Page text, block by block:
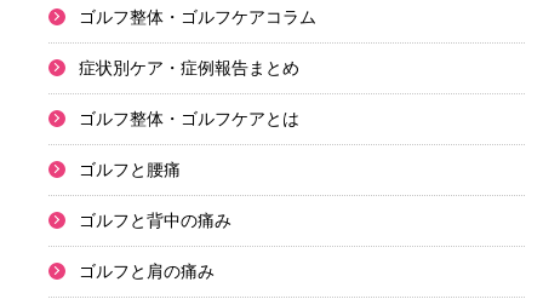
ゴルフ整体・ゴルフケアコラム
症状別ケア・症例報告まとめ
ゴルフ整体・ゴルフケアとは
ゴルフと腰痛
ゴルフと背中の痛み
ゴルフと肩の痛み